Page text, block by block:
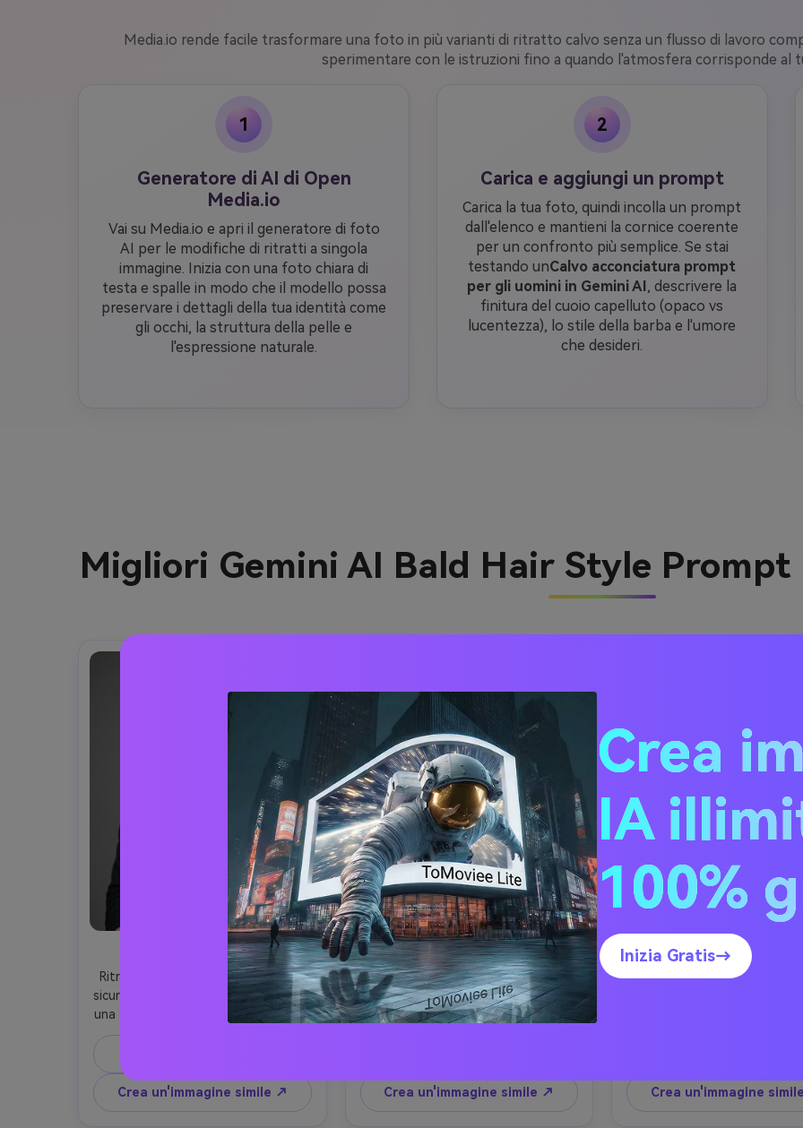
Media.io rende facile trasformare una foto in più varianti di ritratto calvo senza un flusso di lavoro
sperimentare con le istruzioni fino a quando l'atmosfera corrisponde al
1
Generatore di AI di Open
Media.io
Vai su Media.io e apri il generatore di foto
AI per le modifiche di ritratti a singola
immagine. Inizia con una foto chiara di
testa e spalle in modo che il modello possa
preservare i dettagli della tua identità come
gli occhi, la struttura della pelle e
l'espressione naturale.
2
Carica e aggiungi un prompt
Carica la tua foto, quindi incolla un prompt
dall'elenco e mantieni la cornice coerente
per un confronto più semplice. Se stai
testando unCalvo acconciatura prompt
per gli uomini in Gemini AI, descrivere la
finitura del cuoio capelluto (opaco vs
lucentezza), lo stile della barba e l'umore
che desideri.
Migliori Gemini AI Bald Hair Style Prompt
Studio pulito Headshot
Ritratto fotorealistico di un uomo
sicuro di sé nei suoi primi 30 anni con
una testa calva pulita e una texture
della pelle sottile, espressione
carbone e una camicia bianca,
orologio minimale, sfondo studio
grigio senza soluzione di continuità,
Crea un'immagine simile ↗
Via Ora d'Oro
Ritratto fotorealistico di un uomo
calvo elegante metà anni 20 con
toni caldi della pelle e debole stubbi
nera e collana a catena, marciapiede
della città all'ora d'oro con il sole
Crea un'immagine simile ↗
Combo barba robusta
Ritratto fotorealistico di un
sfondo di magazzino
trama di cemento,
Crea un'immagine
Crea
IA
100%
Inizia Gratis→